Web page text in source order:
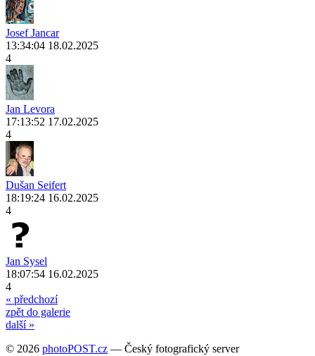
Josef Jancar
13:34:04 18.02.2025
4
Jan Levora
17:13:52 17.02.2025
4
Dušan Seifert
18:19:24 16.02.2025
4
Jan Sysel
18:07:54 16.02.2025
4
« předchozí
zpět do galerie
další »
© 2026 photoPOST.cz — Český fotografický server